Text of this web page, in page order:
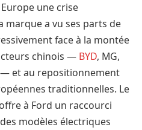
une crise
marque a vu ses parts de
face à la montée
chinois — BYD, MG,
— et au repositionnement
traditionnelles. Le
à Ford un raccourci
modèles électriques